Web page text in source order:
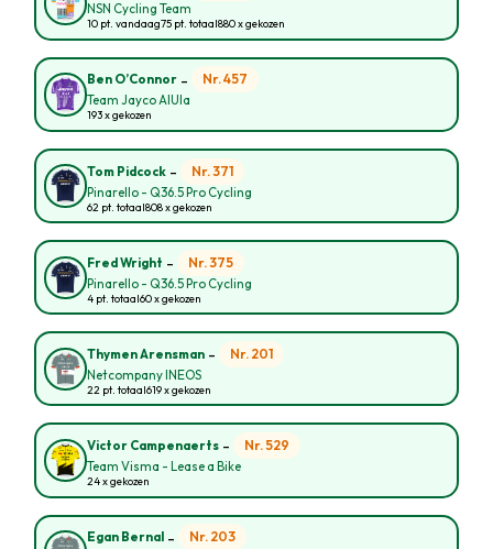
NSN Cycling Team
10 pt. vandaag75 pt. totaal880 x gekozen
Ben O’Connor - Nr. 457
Team Jayco AlUla
193 x gekozen
Tom Pidcock - Nr. 371
Pinarello - Q36.5 Pro Cycling
62 pt. totaal808 x gekozen
Fred Wright - Nr. 375
Pinarello - Q36.5 Pro Cycling
4 pt. totaal60 x gekozen
Thymen Arensman - Nr. 201
Netcompany INEOS
22 pt. totaal619 x gekozen
Victor Campenaerts - Nr. 529
Team Visma - Lease a Bike
24 x gekozen
Egan Bernal - Nr. 203